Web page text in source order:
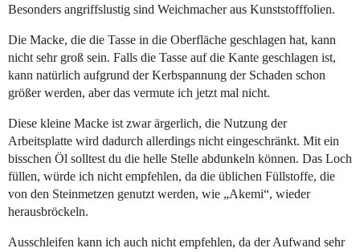
Besonders angriffslustig sind Weichmacher aus Kunststofffolien.
Die Macke, die die Tasse in die Oberfläche geschlagen hat, kann
nicht sehr groß sein. Falls die Tasse auf die Kante geschlagen ist,
kann natürlich aufgrund der Kerbspannung der Schaden schon
größer werden, aber das vermute ich jetzt mal nicht.
Diese kleine Macke ist zwar ärgerlich, die Nutzung der
Arbeitsplatte wird dadurch allerdings nicht eingeschränkt. Mit ein
bisschen Öl solltest du die helle Stelle abdunkeln können. Das Loch
füllen, würde ich nicht empfehlen, da die üblichen Füllstoffe, die
von den Steinmetzen genutzt werden, wie „Akemi“, wieder
herausbröckeln.
Ausschleifen kann ich auch nicht empfehlen, da der Aufwand sehr